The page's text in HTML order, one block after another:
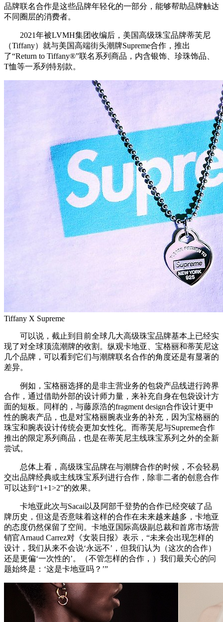
品牌联名合作是这些品牌年轻化的一部分，能够帮助品牌触达
不同圈层的消费者。
2021年被LVMH集团收编后，美国高级珠宝品牌蒂芙尼
（Tiffany）就与美国高端街头潮牌Supreme合作，推出
了“Return to Tiffany®”联名系列商品，内含银饰、珍珠饰品、
T恤等一系列特别款。
Tiffany X Supreme
可以说，截止到目前全球几大高级珠宝品牌基本上已经实
现了对全球顶流潮牌的收割。纵观卡地亚、宝格丽和蒂芙尼这
几个品牌，可以看到它们与潮牌联名合作的角度还是有显著的
差异。
例如，宝格丽选择的是非主营业务的包袋产品线进行跨界
合作，通过借助外部的设计师力量，来补充自身在包袋设计方
面的短板。同样的，与藤原浩的fragment design合作设计更中
性的腕表产品，也是对宝格丽腕表业务的补充，因为宝格丽的
珠宝和腕表设计传统会更加女性化。而蒂芙尼与Supreme合作
推出的限定系列商品，也是在蒂芙尼主线珠宝系列之外的全新
尝试。
总体上看，高级珠宝品牌在与潮牌合作的时候，不会轻易
交出品牌经典或主线珠宝系列进行合作，除非二者的创意合作
可以达到“1+1>2”的效果。
卡地亚此次与Sacai以及阿部千登势的合作已经突破了品
牌历史，但这是否意味着这样的合作在未来越来越多，卡地亚
的态度仍然保留了空间。卡地亚国际高级副总裁和首席市场营
销官Arnaud Carrez对《女装日报》表示，“未来会出现怎样的
设计，我们从来不会说‘永远不’，但我们认为（这次的合作）
还是更偏‘一次性的’。（不管怎样的合作，）我们最关心的问
题始终是：‘这是卡地亚吗？’”